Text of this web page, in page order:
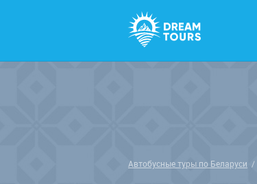
Автобусные туры по Беларуси /